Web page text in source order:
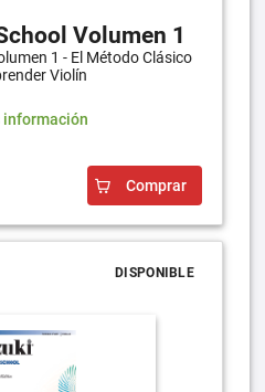
Volumen 1
1 - El Método Clásico
Violín
información
Comprar
DISPONIBLE